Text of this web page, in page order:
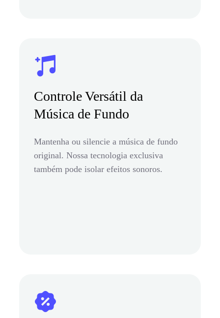
Controle Versátil da
Música de Fundo
Mantenha ou silencie a música de fundo
original. Nossa tecnologia exclusiva
também pode isolar efeitos sonoros.